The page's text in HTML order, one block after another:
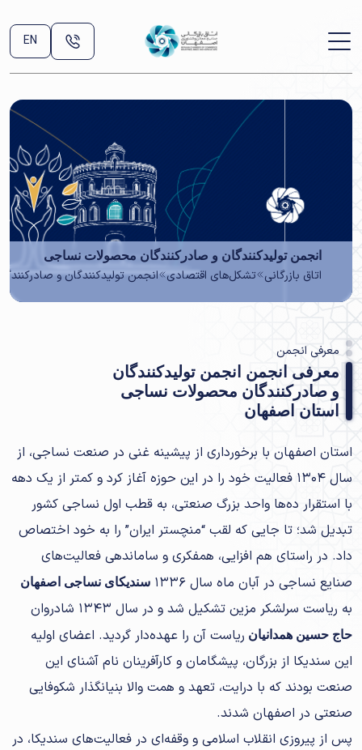
EN
انجمن تولیدکنندگان و صادرکنندگان محصولات نساجی
اتاق بازرگانی تشکل‌های اقتصادی انجمن تولیدکنندگان و
معرفی انجمن
معرفی انجمن انجمن تولیدکنندگان
و صادرکنندگان محصولات نساجی
استان اصفهان
استان اصفهان با برخورداری از پیشینه غنی در صنعت نساجی، از
سال ۱۳۰۴ فعالیت خود را در این حوزه آغاز کرد و کمتر از یک دهه
با استقرار ده‌ها واحد بزرگ صنعتی، به قطب اول نساجی کشور
تبدیل شد؛ تا جایی که لقب “منچستر ایران” را به خود اختصاص
داد. در راستای هم افزایی، همفکری و ساماندهی فعالیت‌های
صنایع نساجی در آبان ماه سال ۱۳۳۶
سندیکای نساجی اصفهان
به ریاست سرلشکر مزین تشکیل شد و در سال ۱۳۴۳ شادروان
حاج حسین همدانیان ریاست آن را عهده‌دار گردید. اعضای اولیه
این سندیکا از بزرگان، پیشگامان و کارآفرینان نام آشنای این
صنعت بودند که با درایت، تعهد و همت والا بنیانگذار شکوفایی
صنعتی در اصفهان شدند.
پس از پیروزی انقلاب اسلامی و وقفه‌ای در فعالیت‌های سندیکا، در